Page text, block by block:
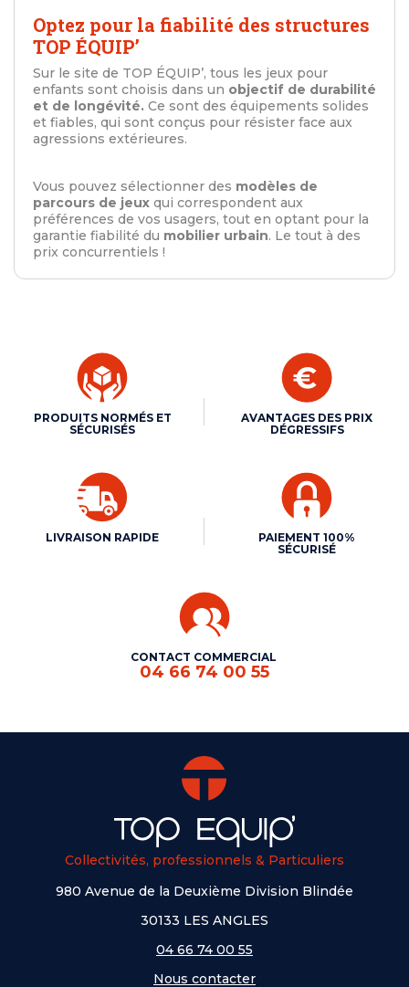
Optez pour la fiabilité des structures
TOP ÉQUIP’
Sur le site de TOP ÉQUIP’, tous les jeux pour
enfants sont choisis dans un objectif de durabilité
et de longévité. Ce sont des équipements solides
et fiables, qui sont conçus pour résister face aux
agressions extérieures.
Vous pouvez sélectionner des modèles de
parcours de jeux qui correspondent aux
préférences de vos usagers, tout en optant pour la
garantie fiabilité du mobilier urbain. Le tout à des
prix concurrentiels !
PRODUITS NORMÉS ET
SÉCURISÉS
AVANTAGES DES PRIX
DÉGRESSIFS
LIVRAISON RAPIDE
PAIEMENT 100%
SÉCURISÉ
CONTACT COMMERCIAL
04 66 74 00 55
Collectivités, professionnels & Particuliers
980 Avenue de la Deuxième Division Blindée
30133 LES ANGLES
04 66 74 00 55
Nous contacter